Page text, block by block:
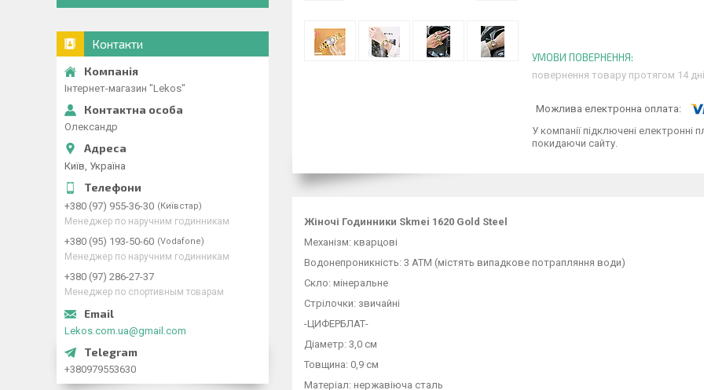
повернення товару протягом 14
У компанії підключені електронні
покидаючи сайту.
Жіночі Годинники Skmei 1620 Gold Steel
Механізм: кварцові
Водонепроникність: 3 АТМ (містять випадкове потрапляння води)
Скло: мінеральне
Стрілочки: звичайні
-ЦИФЕРБЛАТ-
Діаметр: 3,0 см
Товщина: 0,9 см
Матеріал: нержавіюча сталь
Контакти
Інтернет-магазин "Lekos"
Олександр
Київ, Україна
+380 (97) 955-36-30 Київстар
Менеджер по наручним годинникам
+380 (95) 193-50-60 Vodafone
Менеджер по наручним годинникам
+380 (97) 286-27-37
Менеджер по спортивным товарам
Lekos.com.ua@gmail.com
+380979553630